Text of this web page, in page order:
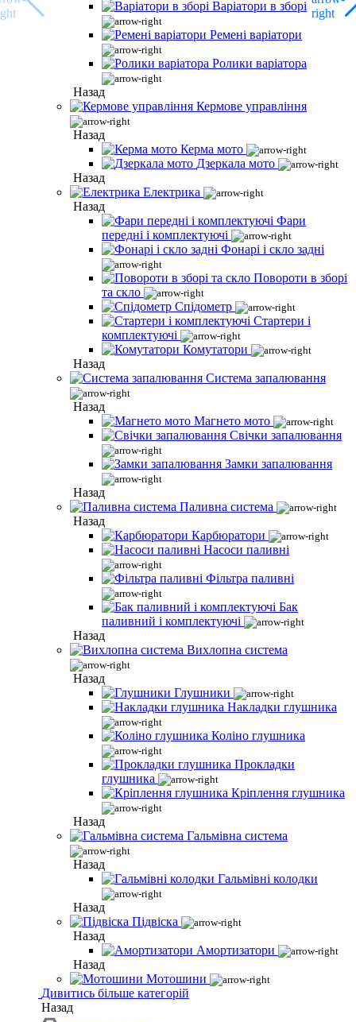
Варіатори в зборі
Ремені варіатори
Ролики варіатора
Назад
Кермове управління
Назад
Керма мото
Дзеркала мото
Назад
Електрика
Назад
Фари
передні і комплектуючі
Фонарі і скло задні
Повороти в зборі
та скло
Спідометр
Стартери і
комплектуючі
Комутатори
Назад
Система запалювання
Назад
Магнето мото
Свічки запалювання
Замки запалювання
Назад
Паливна система
Назад
Карбюратори
Насоси паливні
Фільтра паливні
Бак
паливний і комплектуючі
Назад
Вихлопна система
Назад
Глушники
Накладки глушника
Коліно глушника
Прокладки
глушника
Кріплення глушника
Назад
Гальмівна система
Назад
Гальмівні колодки
Назад
Підвіска
Назад
Амортизатори
Назад
Мотошини
Дивитись більше категорій
Назад